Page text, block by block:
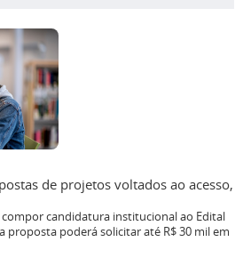
de projetos voltados ao acesso,
candidatura institucional ao Edital
proposta poderá solicitar até R$ 30 mil em